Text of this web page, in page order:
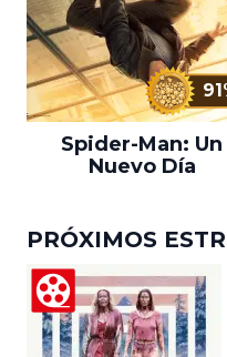
Spider-Man: Un
Nuevo Día
PRÓXIMOS